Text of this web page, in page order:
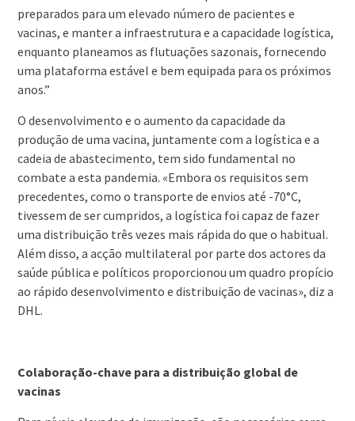
preparados para um elevado número de pacientes e
vacinas, e manter a infraestrutura e a capacidade logística,
enquanto planeamos as flutuações sazonais, fornecendo
uma plataforma estável e bem equipada para os próximos
anos.”
O desenvolvimento e o aumento da capacidade da
produção de uma vacina, juntamente com a logística e a
cadeia de abastecimento, tem sido fundamental no
combate a esta pandemia. «Embora os requisitos sem
precedentes, como o transporte de envios até -70°C,
tivessem de ser cumpridos, a logística foi capaz de fazer
uma distribuição três vezes mais rápida do que o habitual.
Além disso, a acção multilateral por parte dos actores da
saúde pública e políticos proporcionou um quadro propício
ao rápido desenvolvimento e distribuição de vacinas», diz a
DHL.
Colaboração-chave para a distribuição global de
vacinas